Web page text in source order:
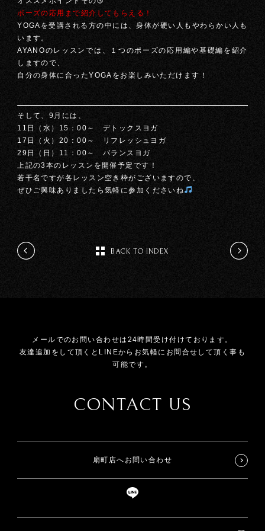
ポーズの応用まで紹介してもらえる！
YOGAを受講される方の中には、身体が硬い人もやわらかい人も
います。
AYANOのレッスンでは、１つのポーズの応用編や基礎編を紹介
しますので、
自分の身体に合ったYOGAをお楽しみいただけます！
そして、9月には、
11日（水）15：00～ デトックスヨガ
17日（火）20：00～ リフレッシュヨガ
29日（日）11：00～ バランスヨガ
上記の3本のレッスンを開催予定です！
若干名ですが各レッスン空き枠がございますので、
ぜひご興味ありましたら気軽に参加くださいね
BACK TO INDEX
メールでのお問い合わせは24時間受け付けております。
友達追加をして頂くとLINEからお気軽にお問合せして頂く事も
可能です。
CONTACT US
扇町店へお問い合わせ